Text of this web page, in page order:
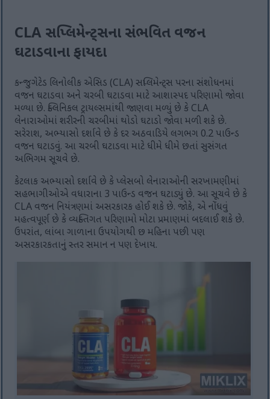
CLA સપ્લિમેન્ટ્સના સંભવિત વજન
ઘટાડવાના ફાયદા
કન્જુગેટેડ લિનોલીક એસિડ (CLA) સપ્લિમેન્ટ્સ પરના સંશોધનમાં
વજન ઘટાડવા અને ચરબી ઘટાડવા માટે આશાસ્પદ પરિણામો જોવા
મળ્યા છે. ક્લિનિકલ ટ્રાયલ્સમાંથી જાણવા મળ્યું છે કે CLA
લેનારાઓમાં શરીરની ચરબીમાં થોડો ઘટાડો જોવા મળી શકે છે.
સરેરાશ, અભ્યાસો દર્શાવે છે કે દર અઠવાડિયે લગભગ 0.2 પાઉન્ડ
વજન ઘટાડવું. આ ચરબી ઘટાડવા માટે ધીમે ધીમે છતાં સુસંગત
અભિગમ સૂચવે છે.
કેટલાક અભ્યાસો દર્શાવે છે કે પ્લેસબો લેનારાઓની સરખામણીમાં
સહભાગીઓએ વધારાના 3 પાઉન્ડ વજન ઘટાડ્યું છે. આ સૂચવે છે કે
CLA વજન નિયંત્રણમાં અસરકારક હોઈ શકે છે. જોકે, એ નોંધવું
મહત્વપૂર્ણ છે કે વ્યક્તિગત પરિણામો મોટા પ્રમાણમાં બદલાઈ શકે છે.
ઉપરાંત, લાંબા ગાળાના ઉપયોગથી છ મહિના પછી પણ
અસરકારકતાનું સ્તર સમાન ન પણ દેખાય.